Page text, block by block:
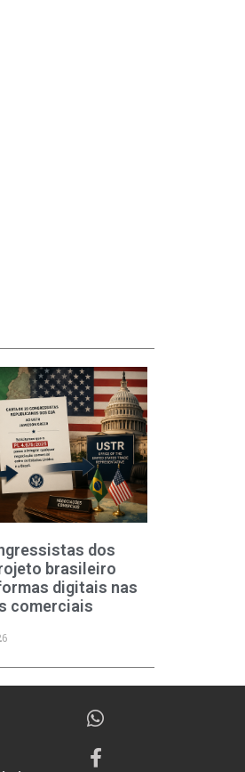
dos
brasileiro
digitais nas
comerciais